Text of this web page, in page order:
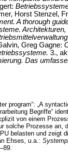
Horst Stenzel,
A thorough
Greg Gagne:
3.,
Das
program“: „A
Begriffe“
von einem
solche Prozesse an,
belasten und zeigt
Ehses, u.a.: